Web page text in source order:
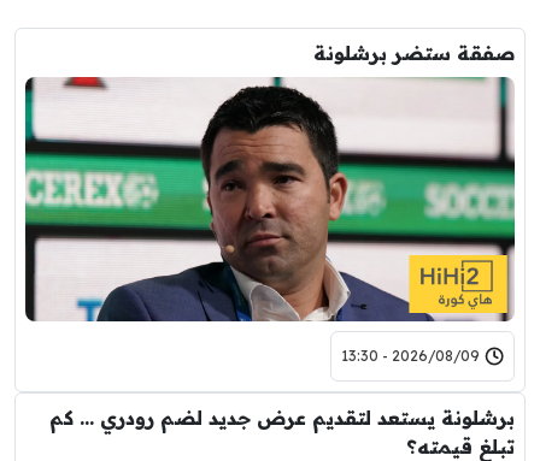
صفقة ستضر برشلونة
2026/08/09 - 13:30
برشلونة يستعد لتقديم عرض جديد لضم رودري … كم
تبلغ قيمته؟